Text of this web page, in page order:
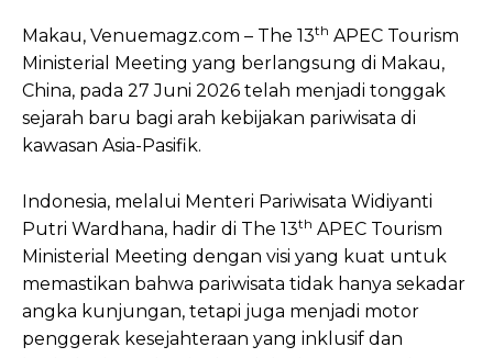
Makau, Venuemagz.com – The 13th APEC Tourism
Ministerial Meeting yang berlangsung di Makau,
China, pada 27 Juni 2026 telah menjadi tonggak
sejarah baru bagi arah kebijakan pariwisata di
kawasan Asia-Pasifik.
Indonesia, melalui Menteri Pariwisata Widiyanti
Putri Wardhana, hadir di The 13th APEC Tourism
Ministerial Meeting dengan visi yang kuat untuk
memastikan bahwa pariwisata tidak hanya sekadar
angka kunjungan, tetapi juga menjadi motor
penggerak kesejahteraan yang inklusif dan